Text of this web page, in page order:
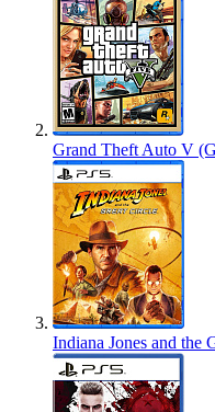
Grand Theft Auto V
Indiana Jones and the